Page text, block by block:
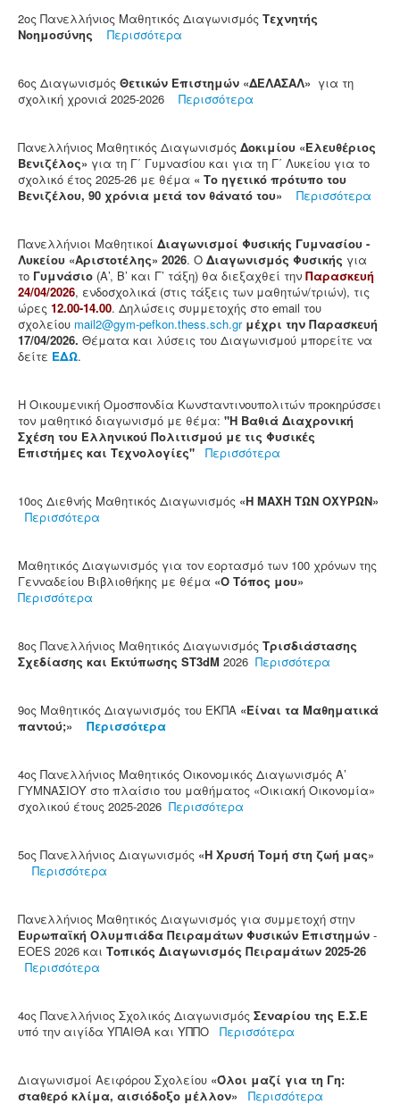
2ος Πανελλήνιος Μαθητικός Διαγωνισμός Τεχνητής
Νοημοσύνης
Περισσότερα
6ος Διαγωνισμός Θετικών Επιστημών «ΔΕΛΑΣΑΛ» για τη
σχολική χρονιά 2025-2026 Περισσότερα
Πανελλήνιος Μαθητικός Διαγωνισμός Δοκιμίου «Ελευθέριος
Βενιζέλος» για τη Γ΄ Γυμνασίου και για τη Γ΄ Λυκείου για το
σχολικό έτος 2025-26 με θέμα « Το ηγετικό πρότυπο του
Βενιζέλου, 90 χρόνια μετά τον θάνατό του»
Περισσότερα
Πανελλήνιοι Μαθητικοί Διαγωνισμοί Φυσικής Γυμνασίου -
Λυκείου «Αριστοτέλης» 2026. Ο Διαγωνισμός Φυσικής για
το Γυμνάσιο (Α’, Β’ και Γ’ τάξη) θα διεξαχθεί την Παρασκευή
24/04/2026, ενδοσχολικά (στις τάξεις των μαθητών/τριών), τις
ώρες 12.00-14.00. Δηλώσεις συμμετοχής στο email του
σχολείου mail2@gym-pefkon.thess.sch.gr μέχρι την Παρασκευή
17/04/2026. Θέματα και λύσεις του Διαγωνισμού μπορείτε να
δείτε ΕΔΩ.
Η Οικουμενική Ομοσπονδία Κωνσταντινουπολιτών προκηρύσσει
τον μαθητικό διαγωνισμό με θέμα: "Η Βαθιά Διαχρονική
Σχέση του Ελληνικού Πολιτισμού με τις Φυσικές
Επιστήμες και Τεχνολογίες"
Περισσότερα
10ος Διεθνής Μαθητικός Διαγωνισμός «Η ΜΑΧΗ ΤΩΝ ΟΧΥΡΩΝ»
Περισσότερα
Μαθητικός Διαγωνισμός για τον εορτασμό των 100 χρόνων της
Γενναδείου Βιβλιοθήκης με θέμα «Ο Τόπος μου»
Περισσότερα
8ος Πανελλήνιος Μαθητικός Διαγωνισμός Τρισδιάστασης
Σχεδίασης και Εκτύπωσης ST3dM 2026 Περισσότερα
9ος Μαθητικός Διαγωνισμός του ΕΚΠΑ «Είναι τα Μαθηματικά
παντού;» Περισσότερα
4ος Πανελλήνιος Μαθητικός Οικονομικός Διαγωνισμός Α’
ΓΥΜΝΑΣΙΟΥ στο πλαίσιο του μαθήματος «Οικιακή Οικονομία»
σχολικού έτους 2025-2026 Περισσότερα
5ος Πανελλήνιος Διαγωνισμός «Η Χρυσή Τομή στη ζωή μας»
Περισσότερα
Πανελλήνιος Μαθητικός Διαγωνισμός για συμμετοχή στην
Ευρωπαϊκή Ολυμπιάδα Πειραμάτων Φυσικών Επιστημών -
EOES 2026 και Τοπικός Διαγωνισμός Πειραμάτων 2025-26
Περισσότερα
4ος Πανελλήνιος Σχολικός Διαγωνισμός Σεναρίου της Ε.Σ.Ε
υπό την αιγίδα ΥΠΑΙΘΑ και ΥΠΠΟ
Περισσότερα
Διαγωνισμοί Αειφόρου Σχολείου «Όλοι μαζί για τη Γη:
σταθερό κλίμα, αισιόδοξο μέλλον»
Περισσότερα